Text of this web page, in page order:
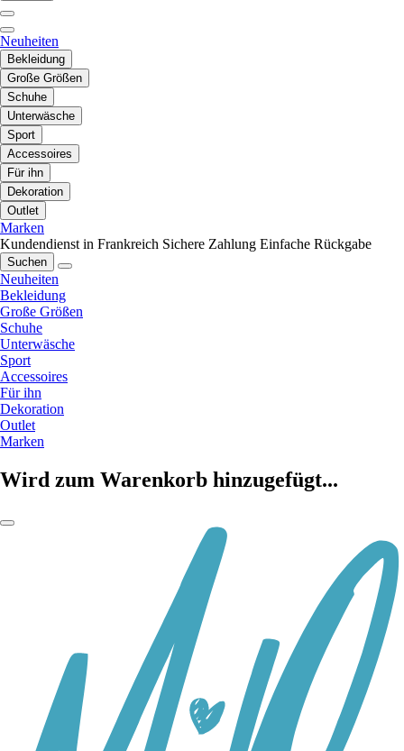
Neuheiten
Bekleidung
Große Größen
Schuhe
Unterwäsche
Sport
Accessoires
Für ihn
Dekoration
Outlet
Marken
Kundendienst in Frankreich Sichere Zahlung Einfache Rückgabe
Suchen
Neuheiten
Bekleidung
Große Größen
Schuhe
Unterwäsche
Sport
Accessoires
Für ihn
Dekoration
Outlet
Marken
Wird zum Warenkorb hinzugefügt...